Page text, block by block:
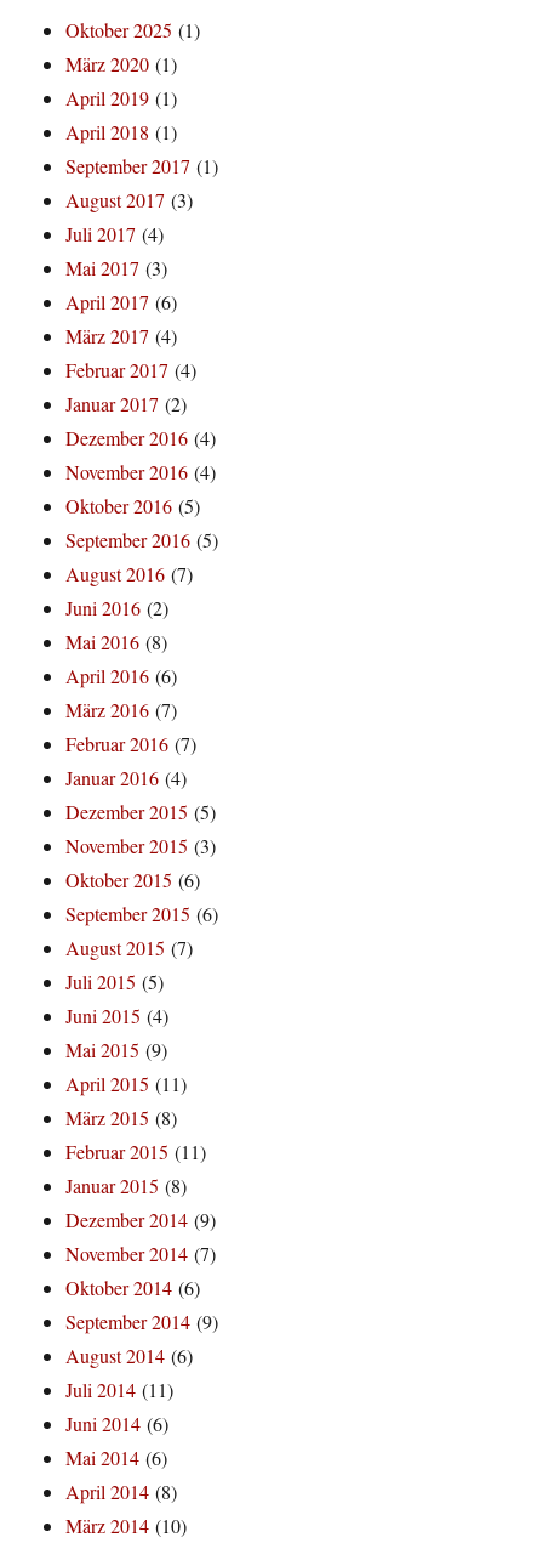
Oktober 2025 (1)
März 2020 (1)
April 2019 (1)
April 2018 (1)
September 2017 (1)
August 2017 (3)
Juli 2017 (4)
Mai 2017 (3)
April 2017 (6)
März 2017 (4)
Februar 2017 (4)
Januar 2017 (2)
Dezember 2016 (4)
November 2016 (4)
Oktober 2016 (5)
September 2016 (5)
August 2016 (7)
Juni 2016 (2)
Mai 2016 (8)
April 2016 (6)
März 2016 (7)
Februar 2016 (7)
Januar 2016 (4)
Dezember 2015 (5)
November 2015 (3)
Oktober 2015 (6)
September 2015 (6)
August 2015 (7)
Juli 2015 (5)
Juni 2015 (4)
Mai 2015 (9)
April 2015 (11)
März 2015 (8)
Februar 2015 (11)
Januar 2015 (8)
Dezember 2014 (9)
November 2014 (7)
Oktober 2014 (6)
September 2014 (9)
August 2014 (6)
Juli 2014 (11)
Juni 2014 (6)
Mai 2014 (6)
April 2014 (8)
März 2014 (10)